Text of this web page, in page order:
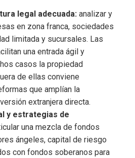
legal adecuada: analizar y
en zona franca, sociedades
limitada y sucursales. Las
una entrada ágil y
casos la propiedad
de ellas conviene
que amplían la
extranjera directa.
y estrategias de
una mezcla de fondos
ángeles, capital de riesgo
con fondos soberanos para